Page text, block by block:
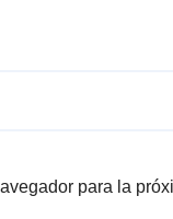
para la